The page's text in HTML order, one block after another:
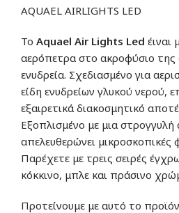
ΑQUAEL AIRLIGHTS LED
Το Αquael Air Lights Led έιναι
αερόπετρα στο ακροφύσιο της
ενυδρεία. Σχεδιασμένο για
είδη ενυδρείων γλυκού νερού,
εξαιρετικά διακοσμητικό
Εξοπλισμένο με μια
απελευθερώνει μικροσκοπικές
Παρέχετε με τρεις σειρές
κόκκινο, μπλε και πράσινο
Προτείνουμε με αυτό το